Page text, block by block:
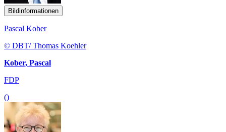
Bildinformationen
Pascal Kober
© DBT/ Thomas Koehler
Kober, Pascal
FDP
()